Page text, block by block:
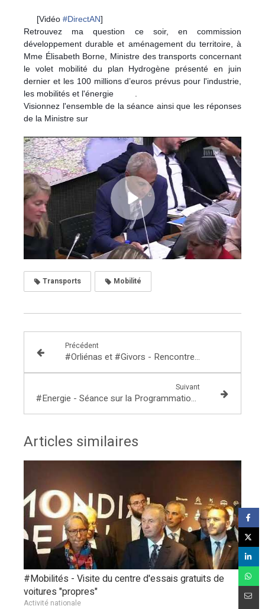
[Vidéo #DirectAN]
Retrouvez ma question ce soir, en commission
développement durable et aménagement du territoire, à
Mme Élisabeth Borne, Ministre des transports concernant
le volet mobilité du plan Hydrogène présenté en juin
dernier et les 100 millions d’euros prévus pour l'industrie,
les mobilités et l'énergie
Visionnez l'ensemble de la séance ainsi que les réponses
de la Ministre sur
Transports Mobilité
Précédent
#Orliénas et #Givors - Rencontres en circonscription
Suivant
#Energie - Séance sur la Programmation Pluriannuelle de l'Energie
Articles similaires
#Mobilités - Visite du centre d'essais gratuits de
voitures "propres"
Activité nationale